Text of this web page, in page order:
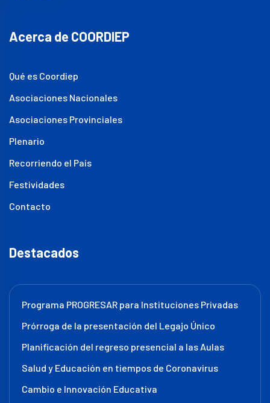
Acerca de COORDIEP
Qué es Coordiep
Asociaciones Nacionales
Asociaciones Provinciales
Plenario
Recorriendo el País
Festividades
Contacto
Destacados
Programa PROGRESAR para Instituciones Privadas
Prórroga de la presentación del Legajo Único
Planificación del regreso presencial a las Aulas
Salud y Educación en tiempos de Coronavirus
Cambio e Innovación Educativa